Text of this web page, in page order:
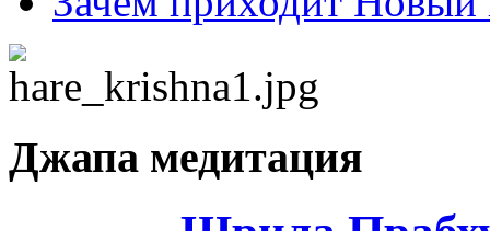
Джапа медитация